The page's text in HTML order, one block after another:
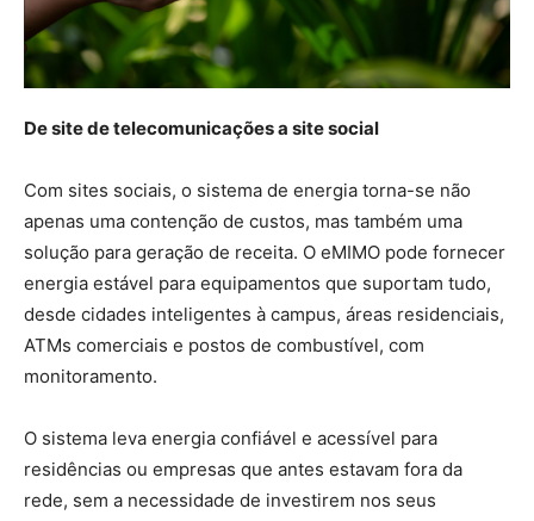
De site de telecomunicações a site social
Com sites sociais, o sistema de energia torna-se não
apenas uma contenção de custos, mas também uma
solução para geração de receita. O eMIMO pode fornecer
energia estável para equipamentos que suportam tudo,
desde cidades inteligentes à campus, áreas residenciais,
ATMs comerciais e postos de combustível, com
monitoramento.
O sistema leva energia confiável e acessível para
residências ou empresas que antes estavam fora da
rede, sem a necessidade de investirem nos seus